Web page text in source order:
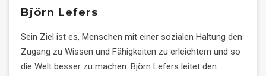
Björn Lefers
Sein Ziel ist es, Menschen mit einer sozialen Haltung den
Zugang zu Wissen und Fähigkeiten zu erleichtern und so
die Welt besser zu machen. Björn Lefers leitet den